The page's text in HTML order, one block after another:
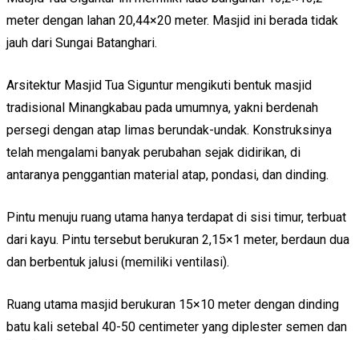
meter dengan lahan 20,44×20 meter. Masjid ini berada tidak
jauh dari Sungai Batanghari.
Arsitektur Masjid Tua Siguntur mengikuti bentuk masjid
tradisional Minangkabau pada umumnya, yakni berdenah
persegi dengan atap limas berundak-undak. Konstruksinya
telah mengalami banyak perubahan sejak didirikan, di
antaranya penggantian material atap, pondasi, dan dinding.
Pintu menuju ruang utama hanya terdapat di sisi timur, terbuat
dari kayu. Pintu tersebut berukuran 2,15×1 meter, berdaun dua
dan berbentuk jalusi (memiliki ventilasi).
Ruang utama masjid berukuran 15×10 meter dengan dinding
batu kali setebal 40-50 centimeter yang diplester semen dan